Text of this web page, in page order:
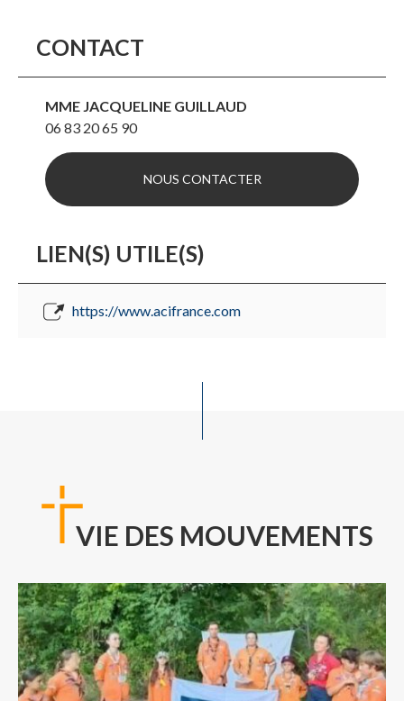
CONTACT
MME JACQUELINE GUILLAUD
06 83 20 65 90
NOUS CONTACTER
LIEN(S) UTILE(S)
https://www.acifrance.com
VIE DES MOUVEMENTS